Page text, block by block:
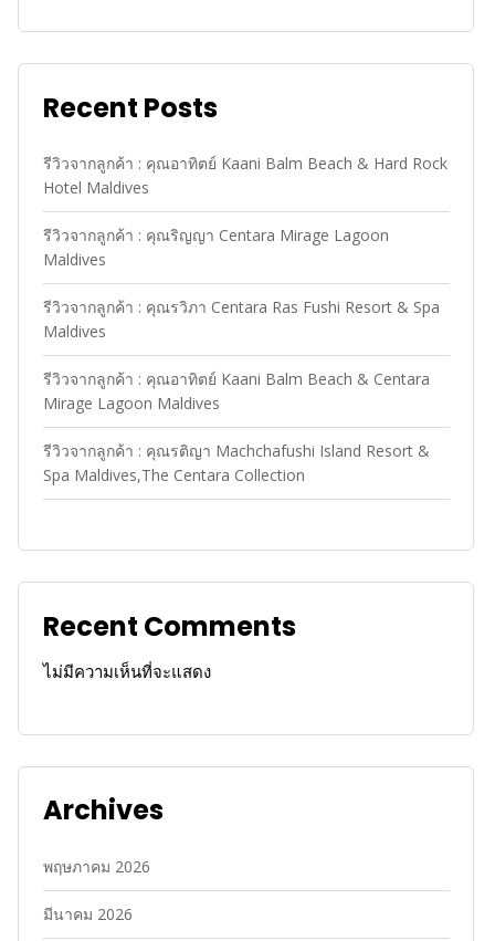
Recent Posts
รีวิวจากลูกค้า : คุณอาทิตย์ Kaani Balm Beach & Hard Rock
Hotel Maldives
รีวิวจากลูกค้า : คุณริญญา Centara Mirage Lagoon
Maldives
รีวิวจากลูกค้า : คุณรวิภา Centara Ras Fushi Resort & Spa
Maldives
รีวิวจากลูกค้า : คุณอาทิตย์ Kaani Balm Beach & Centara
Mirage Lagoon Maldives
รีวิวจากลูกค้า : คุณรติญา Machchafushi Island Resort &
Spa Maldives,The Centara Collection
Recent Comments
ไม่มีความเห็นที่จะแสดง
Archives
พฤษภาคม 2026
มีนาคม 2026